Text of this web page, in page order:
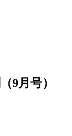
9月号）